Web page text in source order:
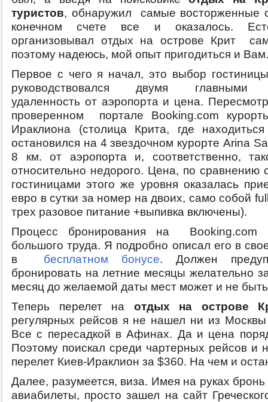
туристов, обнаружил самые восторженные
конечном счете все и оказалось.
организовывал отдых на острове Крит
поэтому надеюсь, мой опыт пригодиться и Вам.
Первое с чего я начал, это выбор
руководствовался двумя главными
удаленность от аэропорта и цена.
проверенном портале Booking.com
Ираклиона (столица Крита, где
остановился на 4 звездочном курорте Arina
8 км. от аэропорта и, соответственно,
относительно недорого. Цена, по сравнению
гостиницами этого же уровня оказалась
евро в сутки за номер на двоих, само собой
трех разовое питание +выпивка включены).
Процесс бронирования на Booking.com
большого труда. Я подробно описал его в
в бесплатном бонусе. Должен
бронировать на летние месяцы желательно
месяц до желаемой даты мест может и не
Теперь перелет на отдых на острове
регулярных рейсов я не нашел ни из
Все с пересадкой в Афинах. Да и цена
Поэтому поискал среди чартерных рейсов и
перелет Киев-Ираклион за $360. На чем и
Далее, разумеется, виза. Имея на руках бронь
авиабилеты, просто зашел на сайт